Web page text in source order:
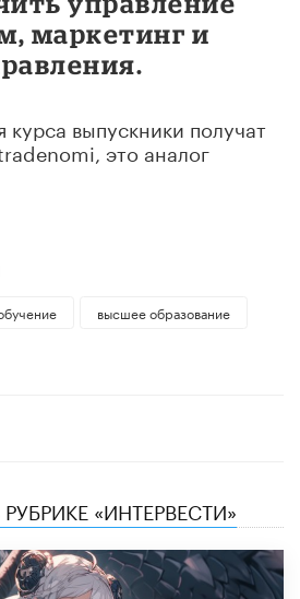
маркетинг и
выпускники получат
это аналог
высшее образование
«ИНТЕРВЕСТИ»